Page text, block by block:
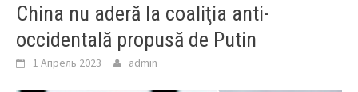
China nu aderă la coaliţia anti-
occidentală propusă de Putin
1 Апрель 2023 admin